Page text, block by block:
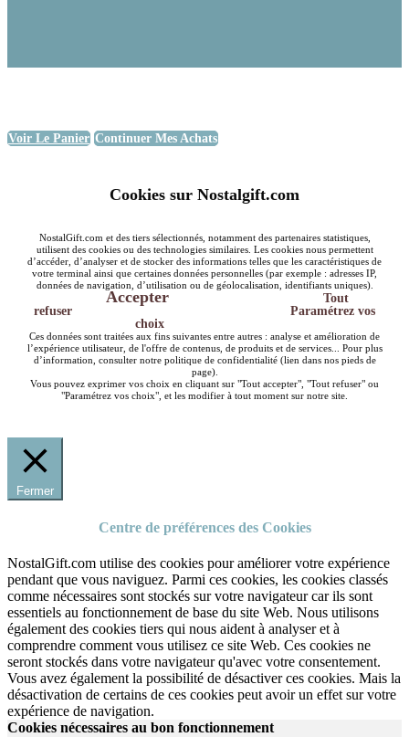
Voir Le Panier Continuer Mes Achats
Cookies sur Nostalgift.com
NostalGift.com et des tiers sélectionnés, notamment des partenaires statistiques,
utilisent des cookies ou des technologies similaires. Les cookies nous permettent
d’accéder, d’analyser et de stocker des informations telles que les caractéristiques de
votre terminal ainsi que certaines données personnelles (par exemple : adresses IP,
données de navigation, d’utilisation ou de géolocalisation, identifiants uniques).
Accepter
Tout
refuser
Paramétrez vos
choix
Ces données sont traitées aux fins suivantes entre autres : analyse et amélioration de
l’expérience utilisateur, de l'offre de contenus, de produits et de services... Pour plus
d’information, consulter notre politique de confidentialité (lien dans nos pieds de
page).
Vous pouvez exprimer vos choix en cliquant sur "Tout accepter", "Tout refuser" ou
"Paramétrez vos choix", et les modifier à tout moment sur notre site.
Fermer
Centre de préférences des Cookies
NostalGift.com utilise des cookies pour améliorer votre expérience
pendant que vous naviguez. Parmi ces cookies, les cookies classés
comme nécessaires sont stockés sur votre navigateur car ils sont
essentiels au fonctionnement de base du site Web. Nous utilisons
également des cookies tiers qui nous aident à analyser et à
comprendre comment vous utilisez ce site Web. Ces cookies ne
seront stockés dans votre navigateur qu'avec votre consentement.
Vous avez également la possibilité de désactiver ces cookies. Mais la
désactivation de certains de ces cookies peut avoir un effet sur votre
expérience de navigation.
Cookies nécessaires au bon fonctionnement